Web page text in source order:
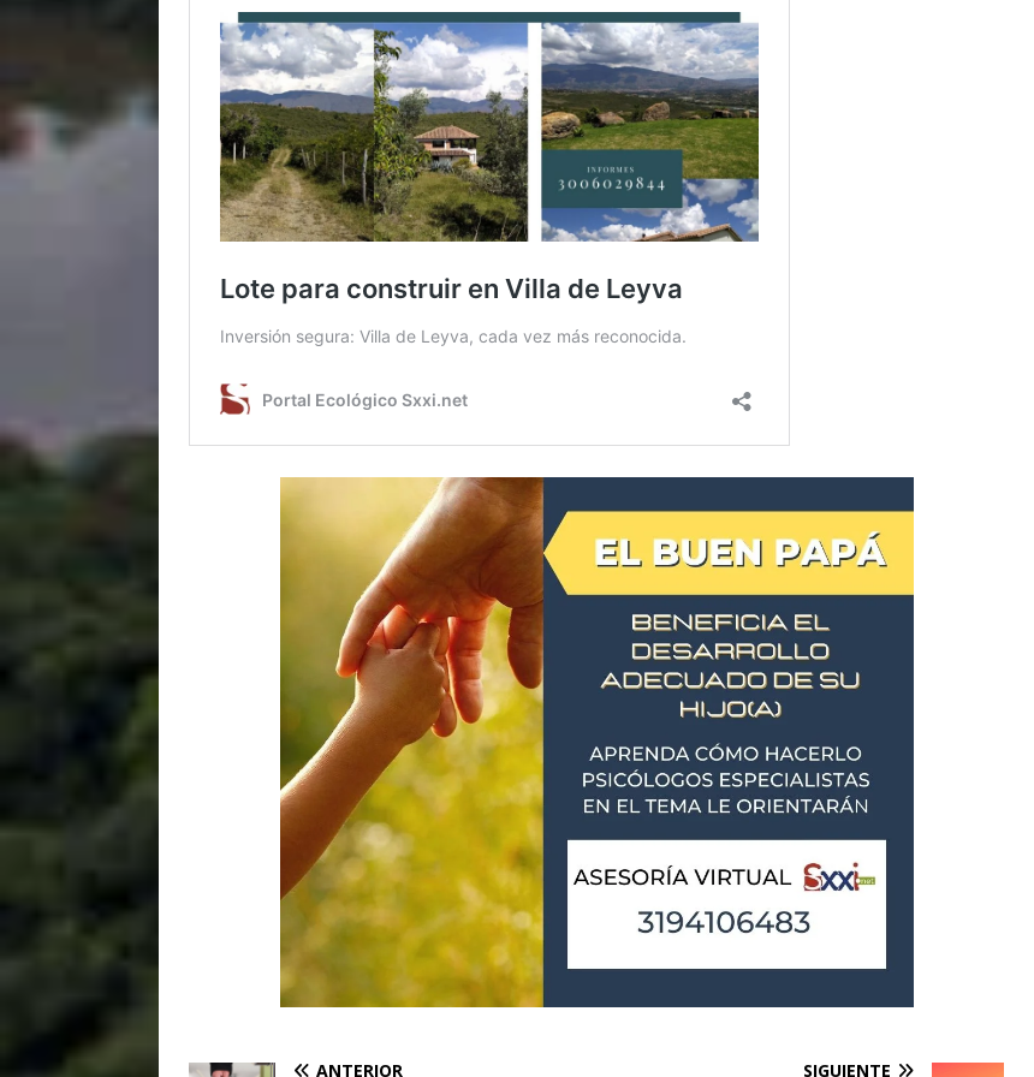
ANTERIOR SIGUIENTE